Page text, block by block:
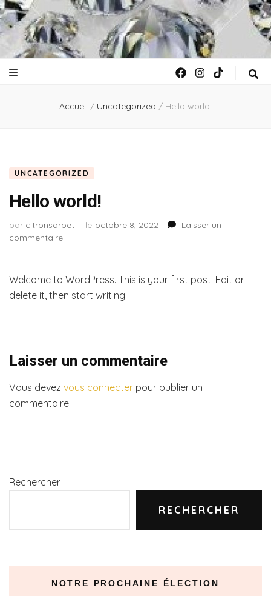
Accueil / Uncategorized / Hello world!
UNCATEGORIZED
Hello world!
par citronsorbet le octobre 8, 2022
Laisser un
commentairesur
Welcome to WordPress. This is your first post. Edit or
delete it, then start writing!
Laisser un commentaire
Vous devez vous connecter pour publier un
commentaire.
Rechercher
RECHERCHER
NOTRE PROCHAINE ÉLECTION